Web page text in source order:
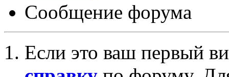
Сообщение форума
Если это ваш первый